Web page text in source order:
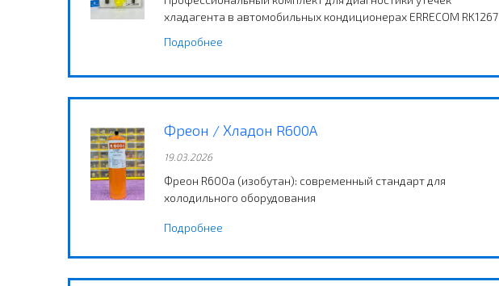
хладагента в автомобильных кондиционерах ERRECOM RK1267
Подробнее
Фреон / Хладон R600A
19.03.2026
Фреон R600a (изобутан): современный стандарт для
холодильного оборудования
Подробнее